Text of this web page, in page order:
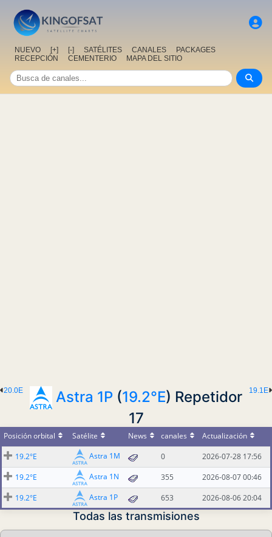
NUEVO [+] [-] SATÉLITES CANALES
PACKAGES
RECEPCIÓN
CEMENTERIO MAPA DEL SITIO
19.1E
20.0E Astra 1P (19.2°E) Repetidor
17
Posición orbital Satélite News canales
Actualización
19.2°E
Astra 1M 0
2026-07-28 17:56
19.2°E
Astra 1N 355
2026-08-07 00:46
19.2°E
Astra 1P 653 2026-08-06 20:04
Todas las transmisiones